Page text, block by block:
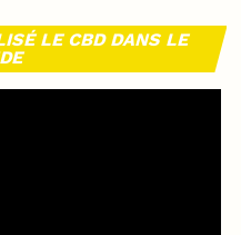
LE CBD DANS LE